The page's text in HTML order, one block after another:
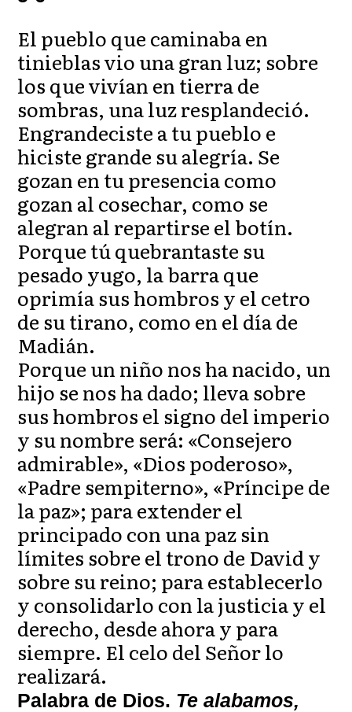
El pueblo que caminaba en
tinieblas vio una gran luz; sobre
los que vivían en tierra de
sombras, una luz resplandeció.
Engrandeciste a tu pueblo e
hiciste grande su alegría. Se
gozan en tu presencia como
gozan al cosechar, como se
alegran al repartirse el botín.
Porque tú quebrantaste su
pesado yugo, la barra que
oprimía sus hombros y el cetro
de su tirano, como en el día de
Madián.
Porque un niño nos ha nacido, un
hijo se nos ha dado; lleva sobre
sus hombros el signo del imperio
y su nombre será: «Consejero
admirable», «Dios poderoso»,
«Padre sempiterno», «Príncipe de
la paz»; para extender el
principado con una paz sin
límites sobre el trono de David y
sobre su reino; para establecerlo
y consolidarlo con la justicia y el
derecho, desde ahora y para
siempre. El celo del Señor lo
realizará.
Palabra de Dios. Te alabamos,